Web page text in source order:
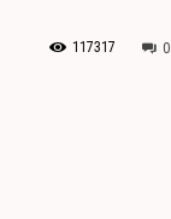
0
117317